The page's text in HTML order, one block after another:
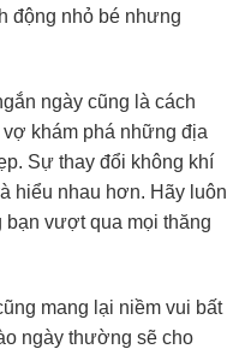
động nhỏ bé nhưng
ngày cũng là cách
khám phá những địa
Sự thay đổi không khí
hiểu nhau hơn. Hãy luôn
vượt qua mọi thăng
mang lại niềm vui bất
ngày thường sẽ cho